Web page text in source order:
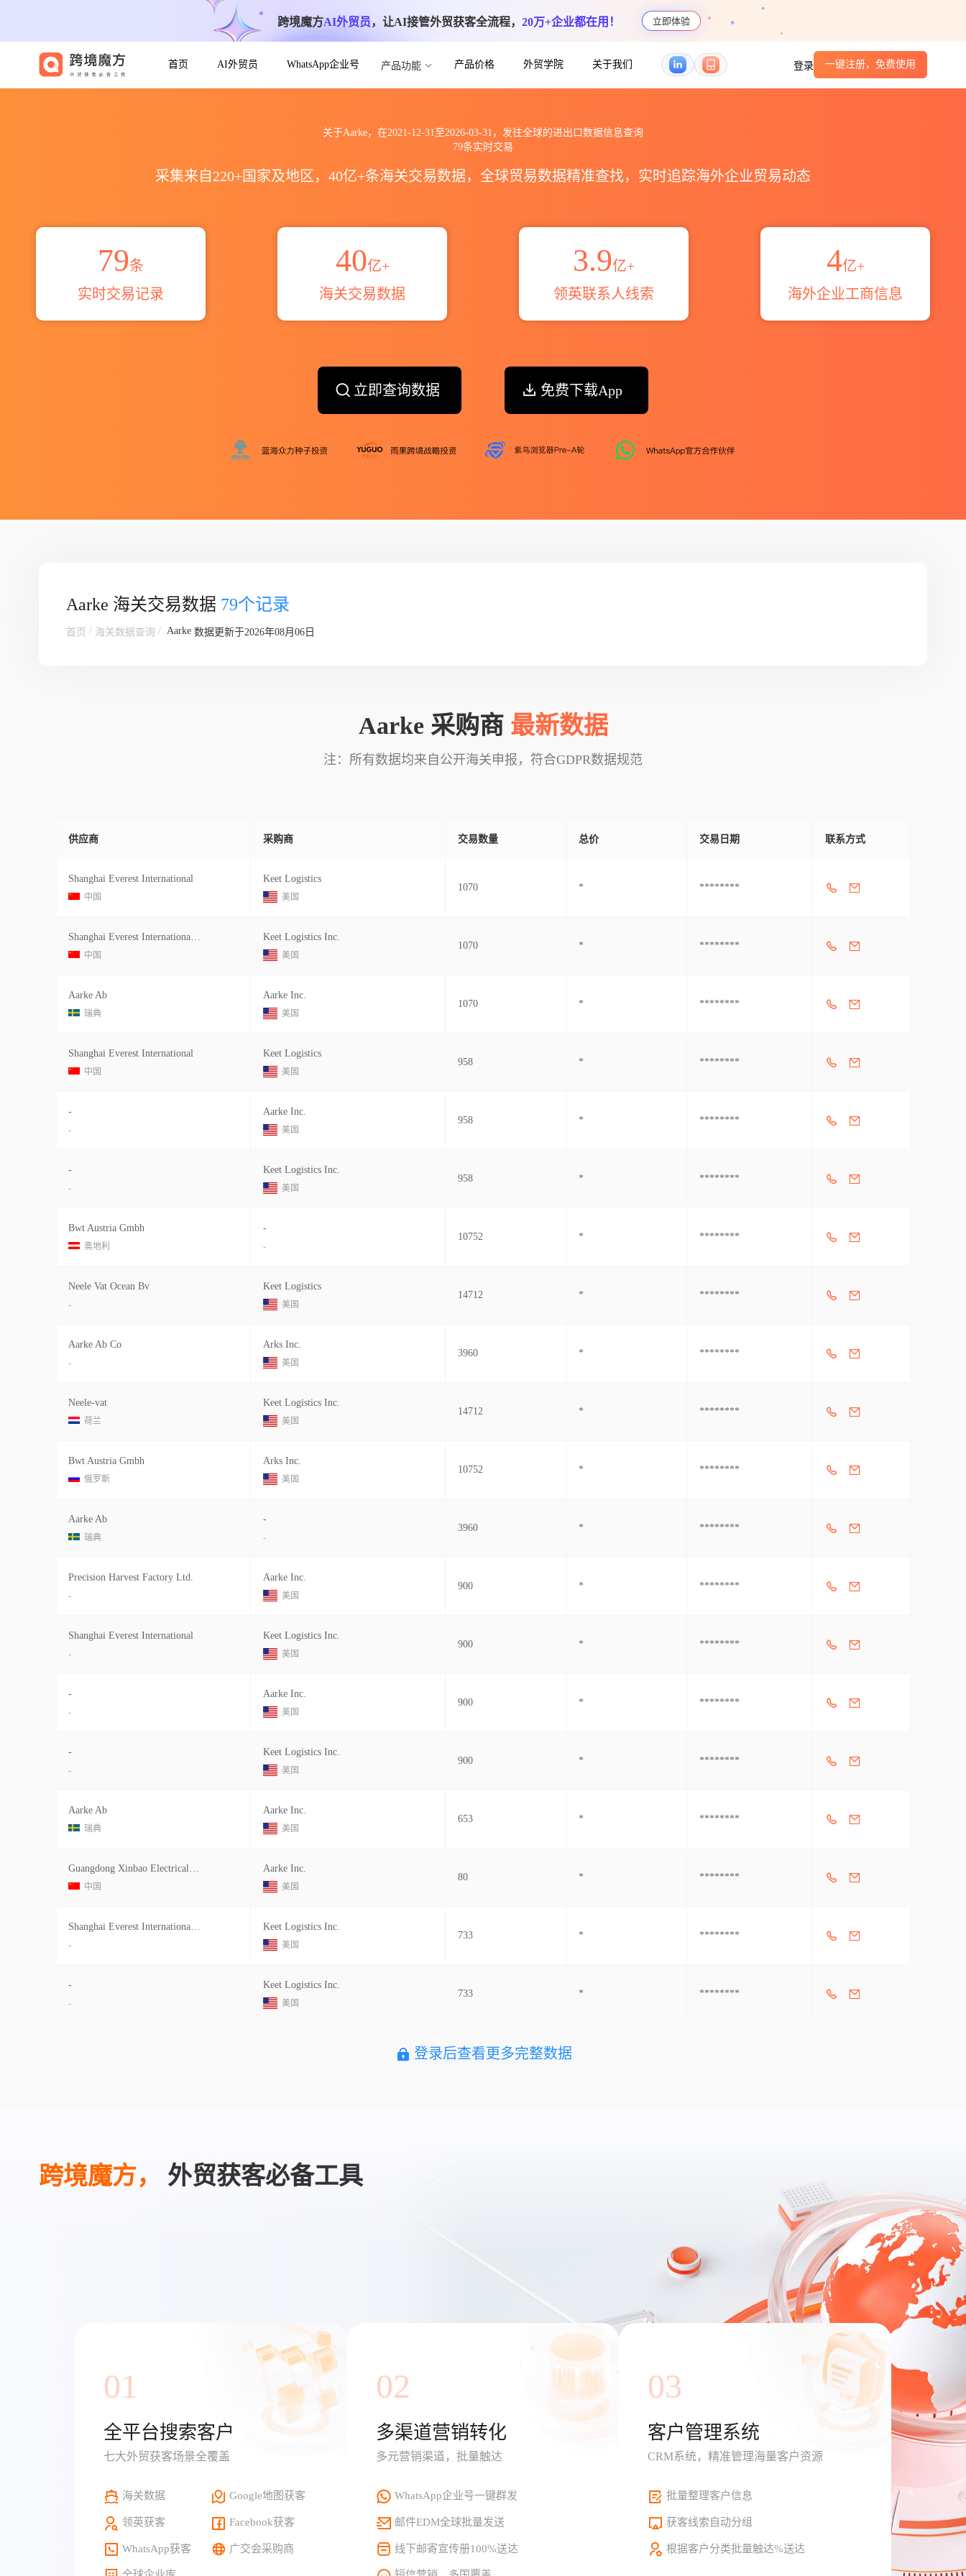
跨境魔方AI外贸员，让AI接管外贸获客全流程， 20万+企业都在用！ 立即体验
首页 AI外贸员 WhatsApp企业号 产品功能 产品价格 外贸学院 关于我们 登录 一键注册，免费使用
关于Aarke，在2021-12-31至2026-03-31，发往全球的进出口数据信息查询
79条实时交易
采集来自220+国家及地区，40亿+条海关交易数据，全球贸易数据精准查找，实时追踪海外企业贸易动态
79条
实时交易记录
40亿+
海关交易数据
3.9亿+
领英联系人线索
4亿+
海外企业工商信息
立即查询数据 免费下载App
Aarke 海关交易数据 79个记录
首页 / 海关数据查询 / Aarke 数据更新于2026年08月06日
Aarke 采购商 最新数据
注：所有数据均来自公开海关申报，符合GDPR数据规范
供应商 采购商 交易数量 总价 交易日期 联系方式
Shanghai Everest International
中国
Keet Logistics
美国
1070 * ********
Shanghai Everest International Logi
中国
Keet Logistics Inc.
美国
1070 * ********
Aarke Ab
瑞典
Aarke Inc.
美国
1070 * ********
Shanghai Everest International
中国
Keet Logistics
美国
958 * ********
-
-
Aarke Inc.
美国
958 * ********
-
-
Keet Logistics Inc.
美国
958 * ********
Bwt Austria Gmbh
奥地利
-
-
10752 * ********
Neele Vat Ocean Bv
-
Keet Logistics
美国
14712 * ********
Aarke Ab Co
-
Arks Inc.
美国
3960 * ********
Neele-vat
荷兰
Keet Logistics Inc.
美国
14712 * ********
Bwt Austria Gmbh
俄罗斯
Arks Inc.
美国
10752 * ********
Aarke Ab
瑞典
-
-
3960 * ********
Precision Harvest Factory Ltd.
-
Aarke Inc.
美国
900 * ********
Shanghai Everest International
-
Keet Logistics Inc.
美国
900 * ********
-
-
Aarke Inc.
美国
900 * ********
-
-
Keet Logistics Inc.
美国
900 * ********
Aarke Ab
瑞典
Aarke Inc.
美国
653 * ********
Guangdong Xinbao Electrical Applian
中国
Aarke Inc.
美国
80 * ********
Shanghai Everest International Logistics Co. Ltd
-
Keet Logistics Inc.
美国
733 * ********
-
-
Keet Logistics Inc.
美国
733 * ********
登录后查看更多完整数据
跨境魔方， 外贸获客必备工具
01
全平台搜索客户
七大外贸获客场景全覆盖
海关数据 Google地图获客
领英获客 Facebook获客
WhatsApp获客 广交会采购商
02
多渠道营销转化
多元营销渠道，批量触达
WhatsApp企业号一键群发
邮件EDM全球批量发送
线下邮寄宣传册100%送达
03
客户管理系统
CRM系统，精准管理海量客户资源
批量整理客户信息
获客线索自动分组
根据客户分类批量触达%送达